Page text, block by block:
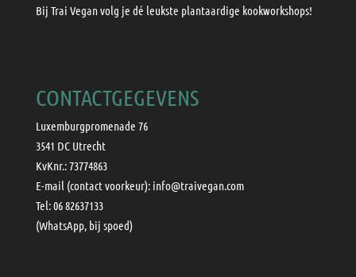
Bij Trai Vegan volg je dé leukste plantaardige kookworkshops!
CONTACTGEGEVENS
Luxemburgpromenade 76
3541 DC Utrecht
KvKnr.: 73774863
E-mail (contact voorkeur): info@traivegan.com
Tel: 06 82637133
(WhatsApp, bij spoed)